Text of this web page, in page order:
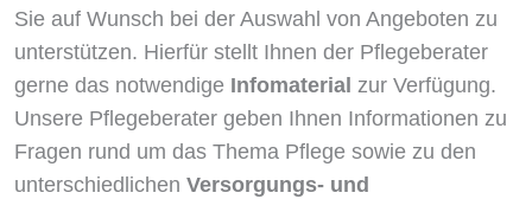
Sie auf Wunsch bei der Auswahl von Angeboten zu
unterstützen. Hierfür stellt Ihnen der Pflegeberater
gerne das notwendige Infomaterial zur Verfügung.
Unsere Pflegeberater geben Ihnen Informationen zu
Fragen rund um das Thema Pflege sowie zu den
unterschiedlichen Versorgungs- und